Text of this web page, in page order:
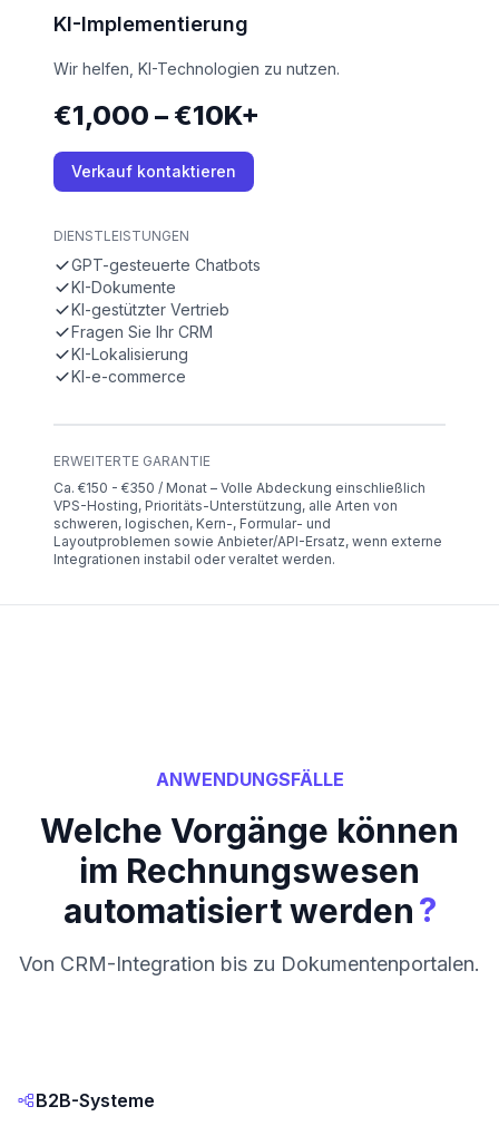
KI-Implementierung
Wir helfen, KI-Technologien zu nutzen.
€1,000 – €10K+
Verkauf kontaktieren
DIENSTLEISTUNGEN
GPT-gesteuerte Chatbots
KI-Dokumente
KI-gestützter Vertrieb
Fragen Sie Ihr CRM
KI-Lokalisierung
KI-e-commerce
ERWEITERTE GARANTIE
Ca. €150 - €350 / Monat – Volle Abdeckung einschließlich
VPS-Hosting, Prioritäts-Unterstützung, alle Arten von
schweren, logischen, Kern-, Formular- und
Layoutproblemen sowie Anbieter/API-Ersatz, wenn externe
Integrationen instabil oder veraltet werden.
ANWENDUNGSFÄLLE
Welche Vorgänge können
im Rechnungswesen
automatisiert werden?
Von CRM-Integration bis zu Dokumentenportalen.
B2B-Systeme